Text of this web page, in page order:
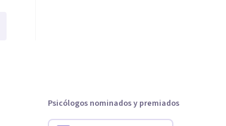
Psicólogos nominados y premiados